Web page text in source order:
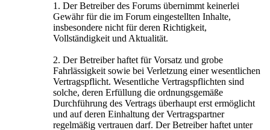
1. Der Betreiber des Forums übernimmt keinerlei
Gewähr für die im Forum eingestellten Inhalte,
insbesondere nicht für deren Richtigkeit,
Vollständigkeit und Aktualität.
2. Der Betreiber haftet für Vorsatz und grobe
Fahrlässigkeit sowie bei Verletzung einer wesentlichen
Vertragspflicht. Wesentliche Vertragspflichten sind
solche, deren Erfüllung die ordnungsgemäße
Durchführung des Vertrags überhaupt erst ermöglicht
und auf deren Einhaltung der Vertragspartner
regelmäßig vertrauen darf. Der Betreiber haftet unter